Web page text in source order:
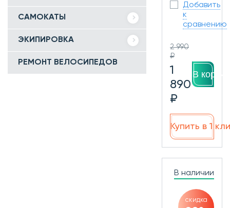
САМОКАТЫ
ЭКИПИРОВКА
РЕМОНТ ВЕЛОСИПЕДОВ
Добавить
к
сравнению
2 990
₽
1
890
₽
В
Купить в 1
В наличии
скидка